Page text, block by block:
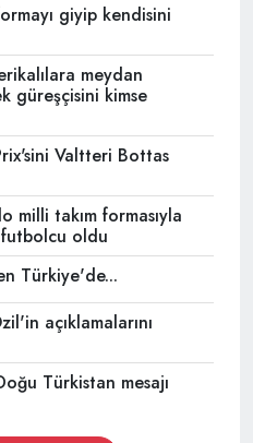
giyip kendisini
meydan
güreşçisini kimse
Valtteri Bottas
milli takım formasıyla
oldu
Türkiye'de...
açıklamalarını
Türkistan mesajı